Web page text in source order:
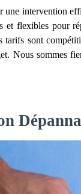
intervention
flexibles pour
sont
Nous sommes